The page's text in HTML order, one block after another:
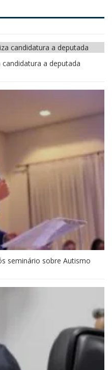
a deputada
seminário sobre Autismo